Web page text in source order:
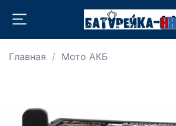
Главная Мото АКБ